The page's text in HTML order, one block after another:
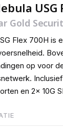
USG
Gold
Flex 700H is
op voor
en 2x 10G